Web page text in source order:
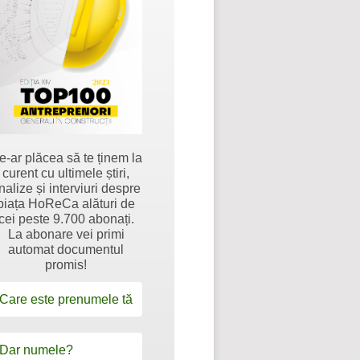
ar plăcea să te ținem la
curent cu ultimele știri,
și interviuri despre
HoReCa alături de
peste 9.700 abonați.
La abonare vei primi
automat documentul
promis!